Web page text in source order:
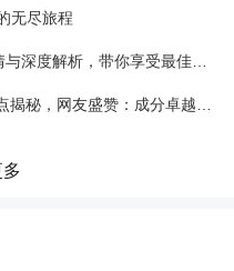
，挑战多样化，增加游
营造更加刺激的游戏氛
无尽旅程